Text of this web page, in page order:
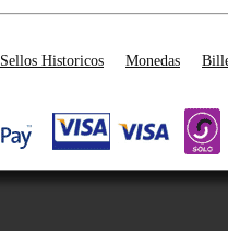
Sellos Historicos Monedas